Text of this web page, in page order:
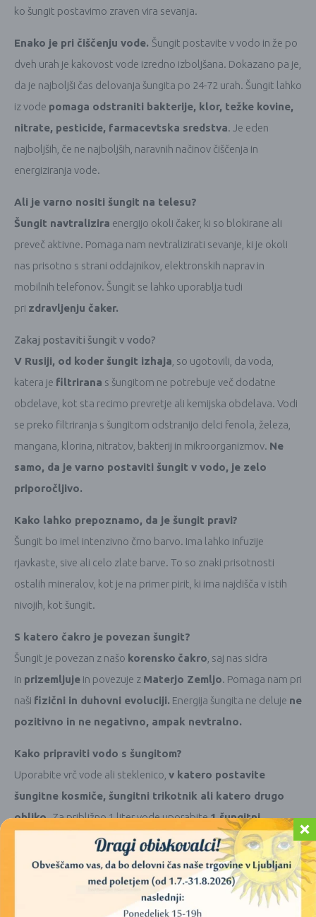
ko šungit postavimo zraven vira sevanja.
Enako je pri čiščenju vode. Šungit postavite v vodo in že po
dveh urah je kakovost vode izredno izboljšana. Dokazano pa je,
da je najboljši čas delovanja šungita po 24-72 urah. Šungit lahko
iz vode pomaga odstraniti bakterije, klor, težke kovine,
nitrate, pesticide, farmacevtska sredstva. Je eden
najboljših, če ne najboljših, naravnih načinov čiščenja in
energiziranja vode.
Ali je varno nositi šungit na telesu?
Šungit navtralizira energijo okoli čaker, ki so blokirane ali
preveč aktivne. Pomaga nam nevtralizirati sevanje, ki je okoli
nas prisotno s strani oddajnikov, elektronskih naprav in
mobilnih telefonov. Šungit se lahko uporablja tudi
pri zdravljenju čaker.
Zakaj postaviti šungit v vodo?
V Rusiji, od koder šungit izhaja , so ugotovili, da voda,
katera je filtrirana s šungitom ne potrebuje več dodatne
obdelave, kot sta recimo prevretje ali kemijska obdelava. Vodi
se preko filtriranja s šungitom odstranijo delci fenola, železa,
mangana, klorina, nitratov, bakterij in mikroorganizmov. Ne
samo, da je varno postaviti šungit v vodo, je zelo
priporočljivo.
Kako lahko prepoznamo, da je šungit pravi?
Šungit bo imel intenzivno črno barvo. Ima lahko infuzije
rjavkaste, sive ali celo zlate barve. To so znaki prisotnosti
ostalih mineralov, kot je na primer pirit, ki ima najdišča v istih
nivojih, kot šungit.
S katero čakro je povezan šungit?
Šungit je povezan z našo korensko čakro , saj nas sidra
in prizemljuje in povezuje z Materjo Zemljo. Pomaga nam pri
naši fizični in duhovni evoluciji. Energija šungita ne deluje ne
pozitivno in ne negativno, ampak nevtralno.
Kako pripraviti vodo s šungitom?
Uporabite vrč vode ali steklenico, v katero postavite
šungitne kosmiče, šungitni trikotnik ali katero drugo
obliko.Za približno 1 liter vode uporabite1 šungitni
100 g šungitnih kosmičev. Že po 30-120
minutah je kvaliteta vode izredno izboljšana.
A če lahko
počakate 24-72 ur, bo voda odlična, pripravljena in tudi izredno
dobrega okusa in zelo primerna pitje.
Steklenico ali vrč